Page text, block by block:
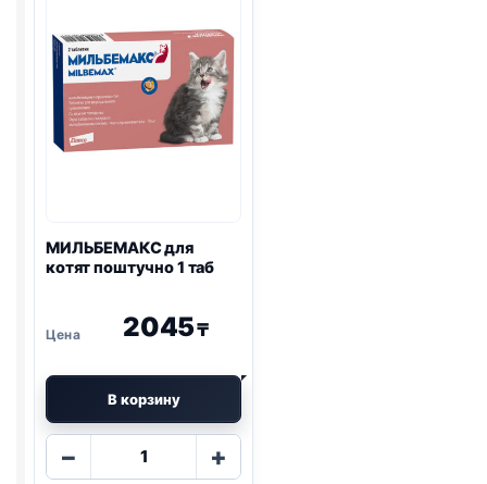
МИЛЬБЕМАКС для
котят поштучно 1 таб
2045₸
В корзину
−
Количество
+